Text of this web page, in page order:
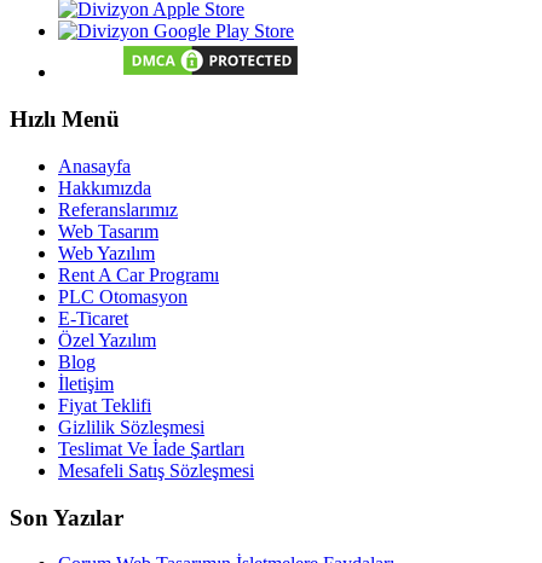
Hızlı Menü
Anasayfa
Hakkımızda
Referanslarımız
Web Tasarım
Web Yazılım
Rent A Car Programı
PLC Otomasyon
E-Ticaret
Özel Yazılım
Blog
İletişim
Fiyat Teklifi
Gizlilik Sözleşmesi
Teslimat Ve İade Şartları
Mesafeli Satış Sözleşmesi
Son Yazılar